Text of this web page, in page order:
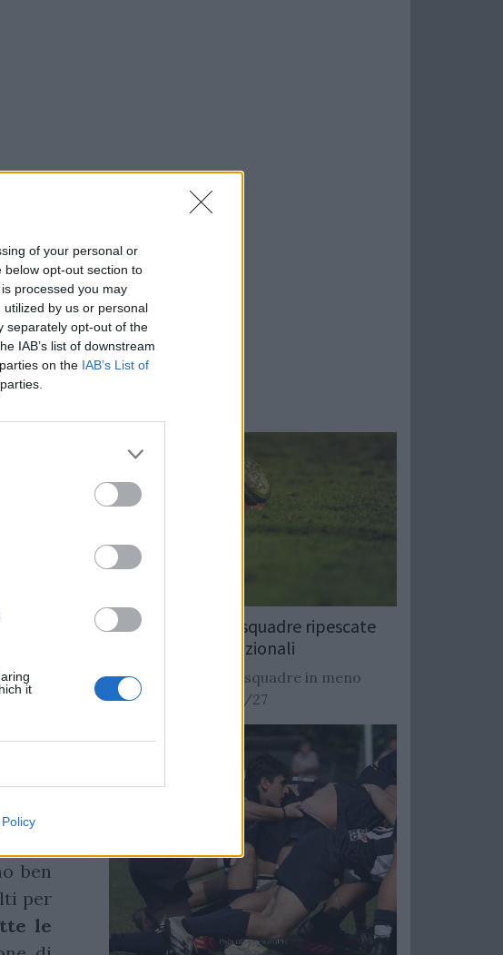
of your personal or
opt-out section to
processed you may
by us or personal
separately opt-out of the
IAB’s list of downstream
on the IAB’s List of
it
i
delle
ben
per
le
Rugby: Record di squadre ripescate
nei campionati nazionali
Si stimano oltre 20 squadre in meno
dalla stagione 2026/27